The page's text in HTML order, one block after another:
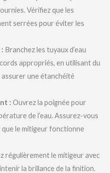
Vérifiez que les
serrées pour éviter les
Branchez les tuyaux d’eau
appropriés, en utilisant du
une étanchéité
: Ouvrez la poignée pour
de l’eau. Assurez-vous
que le mitigeur fonctionne
régulièrement le mitigeur avec
la brillance de la finition.